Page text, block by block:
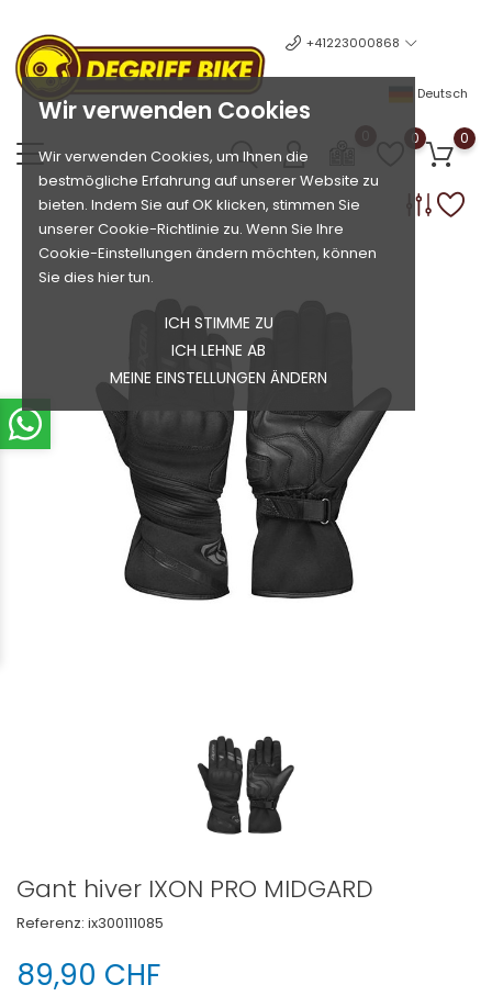
Wir verwenden Cookies
Wir verwenden Cookies, um Ihnen die
bestmögliche Erfahrung auf unserer Website zu
bieten. Indem Sie auf OK klicken, stimmen Sie
unserer Cookie-Richtlinie zu. Wenn Sie Ihre
Cookie-Einstellungen ändern möchten, können
Sie dies hier tun.
ICH STIMME ZU
ICH LEHNE AB
MEINE EINSTELLUNGEN ÄNDERN
+41223000868
Deutsch
0 0
Gant hiver IXON PRO MIDGARD
Referenz: ix300111085
89,90 CHF